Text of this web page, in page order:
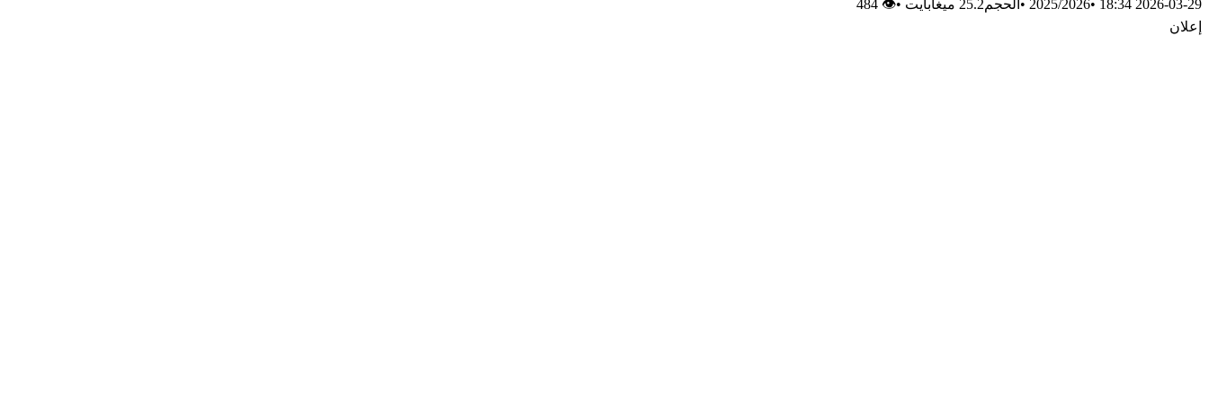
2026-03-29 18:34
•
2025/2026
• الحجم25.2 ميغابايت •
👁 484
إعلان